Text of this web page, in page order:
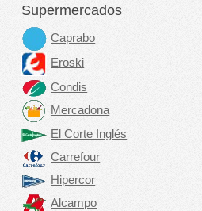
Supermercados
Caprabo
Eroski
Condis
Mercadona
El Corte Inglés
Carrefour
Hipercor
Alcampo